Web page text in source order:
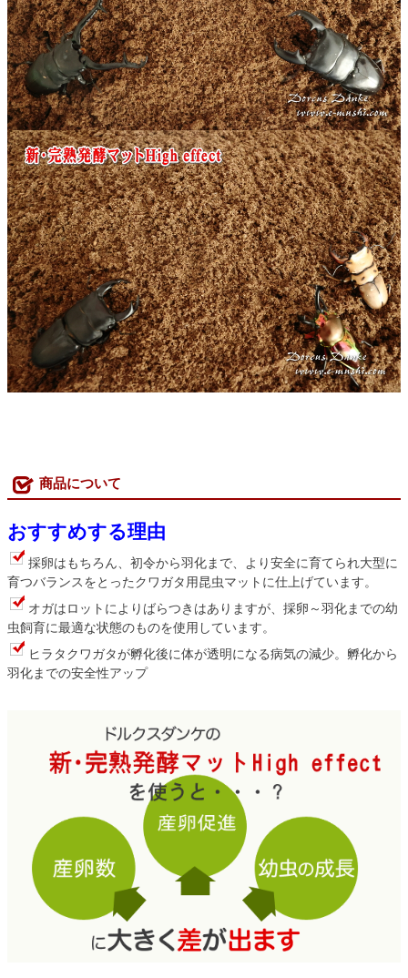
商品について
おすすめする理由
採卵はもちろん、初令から羽化まで、より安全に育てられ大型に
育つバランスをとったクワガタ用昆虫マットに仕上げています。
オガはロットによりばらつきはありますが、採卵～羽化までの幼
虫飼育に最適な状態のものを使用しています。
ヒラタクワガタが孵化後に体が透明になる病気の減少。孵化から
羽化までの安全性アップ